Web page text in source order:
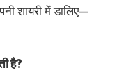
शायरी में डालिए—
है?